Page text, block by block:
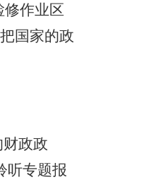
作业区
国家的政
政政
听专题报